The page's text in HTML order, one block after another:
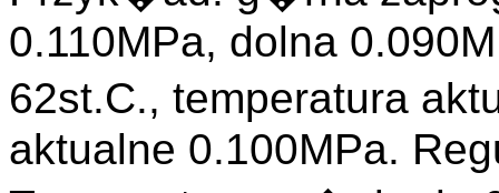
0.110MPa, dolna
62st.C., temperatura
aktualne 0.100MPa.